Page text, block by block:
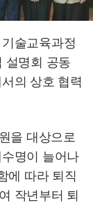
술교육과정
설명회 공동
의 상호 협력
을 대상으로
명이 늘어나
에 따라 퇴직
작년부터 퇴